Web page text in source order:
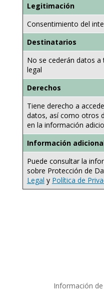
Legitimación
Consentimiento del
Destinatarios
No se cederán datos
legal
Derechos
Tiene derecho a
datos, así como otros
en la información
Información
Puede consultar la
sobre Protección de
Legal y Política de
Información